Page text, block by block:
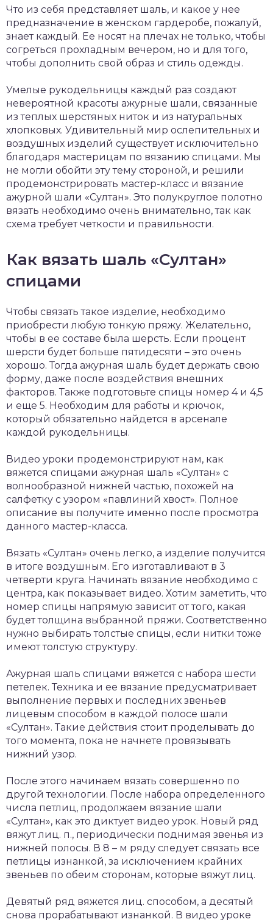
Что из себя представляет шаль, и какое у нее
предназначение в женском гардеробе, пожалуй,
знает каждый. Ее носят на плечах не только, чтобы
согреться прохладным вечером, но и для того,
чтобы дополнить свой образ и стиль одежды.
Умелые рукодельницы каждый раз создают
невероятной красоты ажурные шали, связанные
из теплых шерстяных ниток и из натуральных
хлопковых. Удивительный мир ослепительных и
воздушных изделий существует исключительно
благодаря мастерицам по вязанию спицами. Мы
не могли обойти эту тему стороной, и решили
продемонстрировать мастер-класс и вязание
ажурной шали «Султан». Это полукруглое полотно
вязать необходимо очень внимательно, так как
схема требует четкости и правильности.
Как вязать шаль «Султан»
спицами
Чтобы связать такое изделие, необходимо
приобрести любую тонкую пряжу. Желательно,
чтобы в ее составе была шерсть. Если процент
шерсти будет больше пятидесяти – это очень
хорошо. Тогда ажурная шаль будет держать свою
форму, даже после воздействия внешних
факторов. Также подготовьте спицы номер 4 и 4,5
и еще 5. Необходим для работы и крючок,
который обязательно найдется в арсенале
каждой рукодельницы.
Видео уроки продемонстрируют нам, как
вяжется спицами ажурная шаль «Султан» с
волнообразной нижней частью, похожей на
салфетку с узором «павлиний хвост». Полное
описание вы получите именно после просмотра
данного мастер-класса.
Вязать «Султан» очень легко, а изделие получится
в итоге воздушным. Его изготавливают в 3
четверти круга. Начинать вязание необходимо с
центра, как показывает видео. Хотим заметить, что
номер спицы напрямую зависит от того, какая
будет толщина выбранной пряжи. Соответственно
нужно выбирать толстые спицы, если нитки тоже
имеют толстую структуру.
Ажурная шаль спицами вяжется с набора шести
петелек. Техника и ее вязание предусматривает
выполнение первых и последних звеньев
лицевым способом в каждой полосе шали
«Султан». Такие действия стоит проделывать до
того момента, пока не начнете провязывать
нижний узор.
После этого начинаем вязать совершенно по
другой технологии. После набора определенного
числа петлиц, продолжаем вязание шали
«Султан», как это диктует видео урок. Новый ряд
вяжут лиц. п., периодически поднимая звенья из
нижней полосы. В 8 – м ряду следует связать все
петлицы изнанкой, за исключением крайних
звеньев по обеим сторонам, которые вяжут лиц.
Девятый ряд вяжется лиц. способом, а десятый
снова прорабатывают изнанкой. В видео уроке